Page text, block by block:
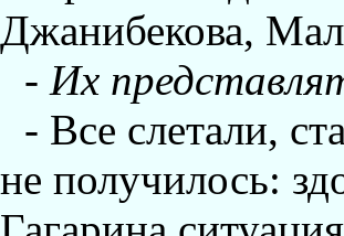
Джанибекова,
- Их
- Все слетали,
не получилось: